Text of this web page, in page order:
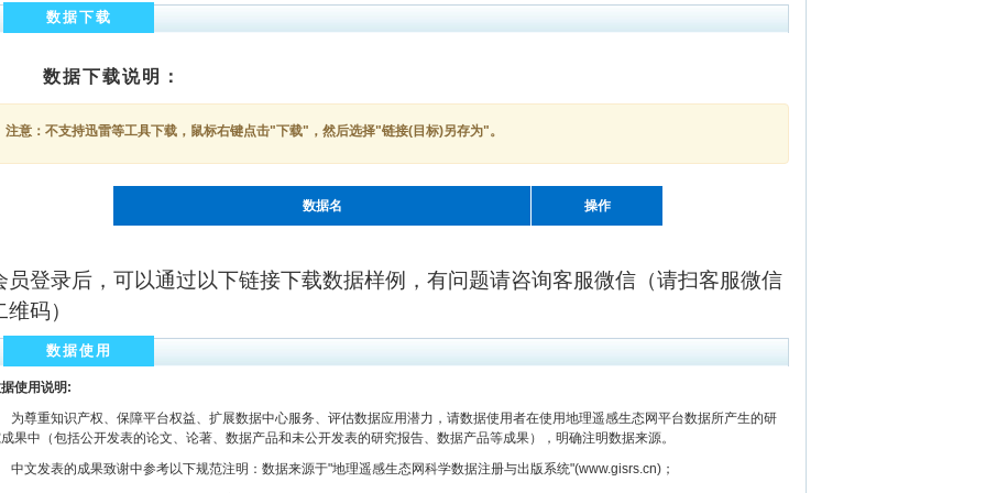
数据下载
数据下载说明：
注意：不支持迅雷等工具下载，鼠标右键点击"下载"，然后选择"链接(目标)另存为"。
数据名 操作
员登录后，可以通过以下链接下载数据样例，有问题请咨询客服微信（请扫客服微信
维码）
数据使用
使用说明:
重知识产权、保障平台权益、扩展数据中心服务、评估数据应用潜力，请数据使用者在使用地理遥感生态网平台数据所产生的研
果中（包括公开发表的论文、论著、数据产品和未公开发表的研究报告、数据产品等成果），明确注明数据来源。
发表的成果致谢中参考以下规范注明：数据来源于"地理遥感生态网科学数据注册与出版系统"(www.gisrs.cn)；